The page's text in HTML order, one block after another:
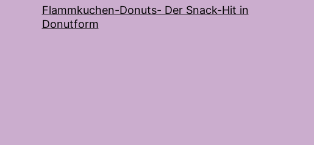
Flammkuchen-Donuts- Der Snack-Hit in
Donutform